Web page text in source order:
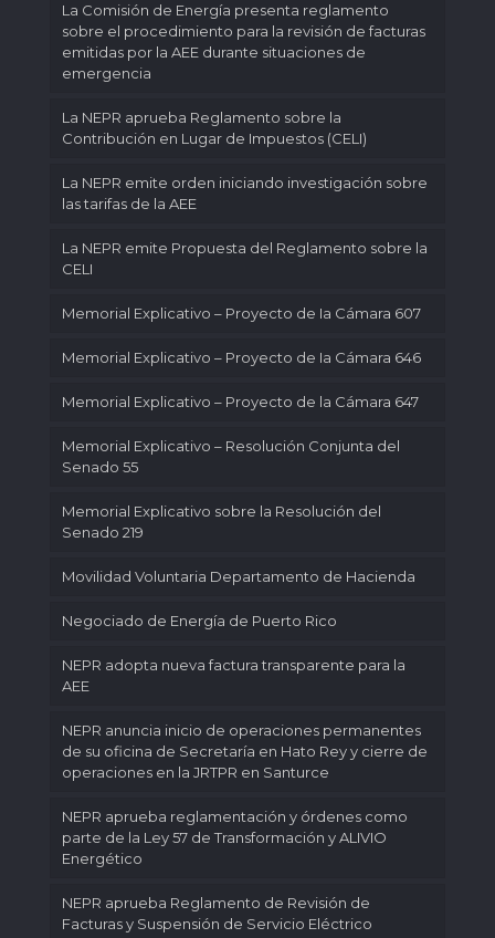
La Comisión de Energía presenta reglamento
sobre el procedimiento para la revisión de facturas
emitidas por la AEE durante situaciones de
emergencia
La NEPR aprueba Reglamento sobre la
Contribución en Lugar de Impuestos (CELI)
La NEPR emite orden iniciando investigación sobre
las tarifas de la AEE
La NEPR emite Propuesta del Reglamento sobre la
CELI
Memorial Explicativo – Proyecto de Ia Cámara 607
Memorial Explicativo – Proyecto de Ia Cámara 646
Memorial Explicativo – Proyecto de la Cámara 647
Memorial Explicativo – Resolución Conjunta del
Senado 55
Memorial Explicativo sobre la Resolución del
Senado 219
Movilidad Voluntaria Departamento de Hacienda
Negociado de Energía de Puerto Rico
NEPR adopta nueva factura transparente para la
AEE
NEPR anuncia inicio de operaciones permanentes
de su oficina de Secretaría en Hato Rey y cierre de
operaciones en la JRTPR en Santurce
NEPR aprueba reglamentación y órdenes como
parte de la Ley 57 de Transformación y ALIVIO
Energético
NEPR aprueba Reglamento de Revisión de
Facturas y Suspensión de Servicio Eléctrico